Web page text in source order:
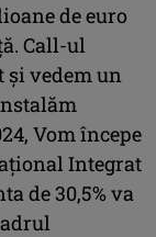
de euro
Call-ul
şi vedem un
Vom începe
Integrat
de 30,5% va